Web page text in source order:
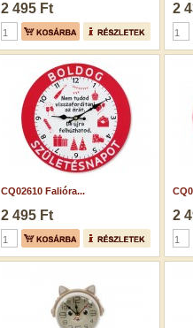
2 495 Ft 2
CQ02610 Falióra...
2 495 Ft 2